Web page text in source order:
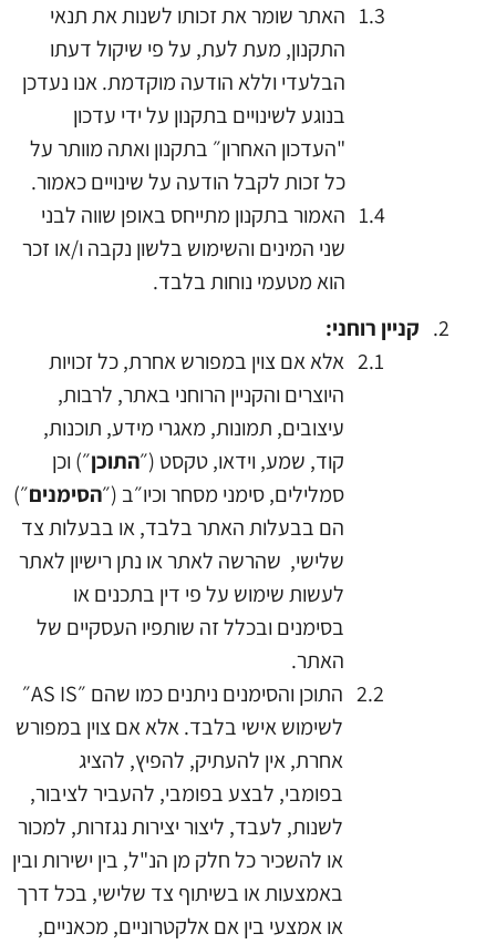
האתר שומר את זכותו לשנות את תנאי
התקנון, מעת לעת, על פי שיקול דעתו
הבלעדי וללא הודעה מוקדמת. אנו נעדכן
בנוגע לשינויים בתקנון על ידי עדכון
"העדכון האחרון״ בתקנון ואתה מוותר על
כל זכות לקבל הודעה על שינויים כאמור.
האמור בתקנון מתייחס באופן שווה לבני
שני המינים והשימוש בלשון נקבה ו/או זכר
הוא מטעמי נוחות בלבד.
קניין רוחני:
אלאאם צוין במפורש אחרת, כל זכויות
היוצרים והקניין הרוחני באתר, לרבות,
עיצובים, תמונות, מאגרי מידע, תוכנות,
קוד, שמע, וידאו, טקסט (״התוכן״) וכן
סמלילים, סימני מסחר וכיו״ב (״הסימנים״)
הם בבעלות האתר בלבד, או בבעלות צד
שלישי, שהרשה לאתר או נתן רישיון לאתר
לעשות שימוש על פי דין בתכנים או
בסימנים ובכלל זה שותפיו העסקיים של
האתר.
התוכן והסימנים ניתנים כמו שהם ״AS IS״
לשימוש אישי בלבד. אלא אם צוין במפורש
אחרת, אין להעתיק, להפיץ, להציג
בפומבי, לבצע בפומבי, להעביר לציבור,
לשנות, לעבד, ליצור יצירות נגזרות, למכור
או להשכיר כל חלק מן הנ"ל, בין ישירות ובין
באמצעות או בשיתוף צד שלישי, בכל דרך
או אמצעי בין אם אלקטרוניים, מכאניים,